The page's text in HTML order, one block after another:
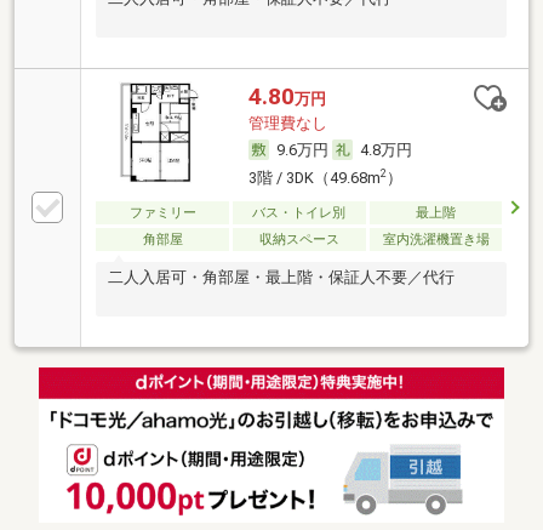
4.80万円
管理費なし
9.6万円
4.8万円
3階 / 3DK（49.68m2）
ファミリー バス・トイレ別
最上階
角部屋
収納スペース 室内洗濯機置き場
二人入居可・角部屋・最上階・保証人不要／代行